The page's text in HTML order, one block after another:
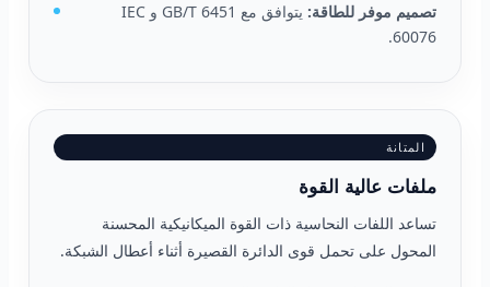
تصميم موفر للطاقة:
يتوافق مع GB/T 6451 و IEC
60076.
المتانة
ملفات عالية القوة
تساعد اللفات النحاسية ذات القوة الميكانيكية المحسنة
المحول على تحمل قوى الدائرة القصيرة أثناء أعطال الشبكة.